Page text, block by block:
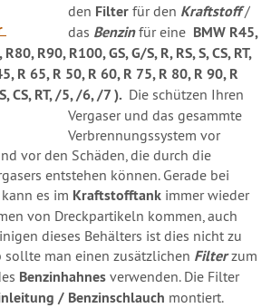
den Filter für den Kraftstoff/
das Benzinfür eine BMW R45,
R90, R100, GS, G/S, R, RS, S, CS, RT,
R 65, R 50, R 60, R 75, R 80, R 90, R
CS, RT, /5, /6, /7 ). Die schützen Ihren
Vergaser und das gesammte
Verbrennungssystem vor
vor den Schäden, die durch die
entstehen können. Gerade bei
es im Kraftstofftank immer wieder
von Dreckpartikeln kommen, auch
dieses Behälters ist dies nicht zu
sollte man einen zusätzlichen Filterzum
Benzinhahnes verwenden. Die Filter
/ Benzinschlauch montiert.